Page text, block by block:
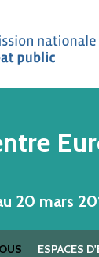
20 mars
ESPACES